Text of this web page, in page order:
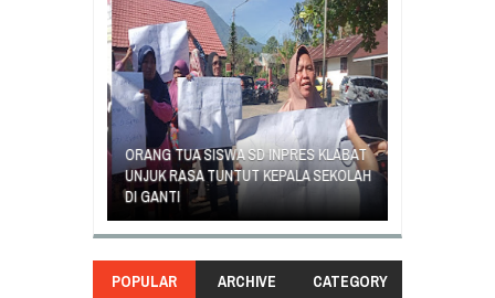
ORANG TUA SISWA SD INPRES KLABAT
UNJUK RASA TUNTUT KEPALA SEKOLAH
DI GANTI
POPULAR ARCHIVE CATEGORY